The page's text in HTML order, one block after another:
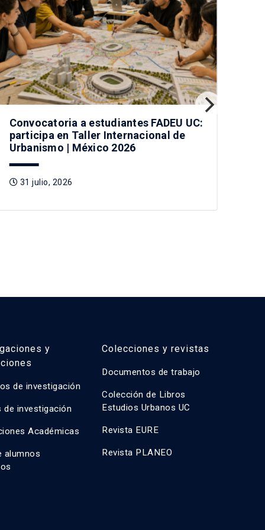
Convocatoria a estudiantes FADEU UC:
participa en Taller Internacional de
Urbanismo | México 2026
31 julio, 2026
y
de investigación
de investigación
Académicas
alumnos
Colecciones y revistas
Documentos de trabajo
Colección de Libros
Estudios Urbanos UC
Revista EURE
Revista PLANEO